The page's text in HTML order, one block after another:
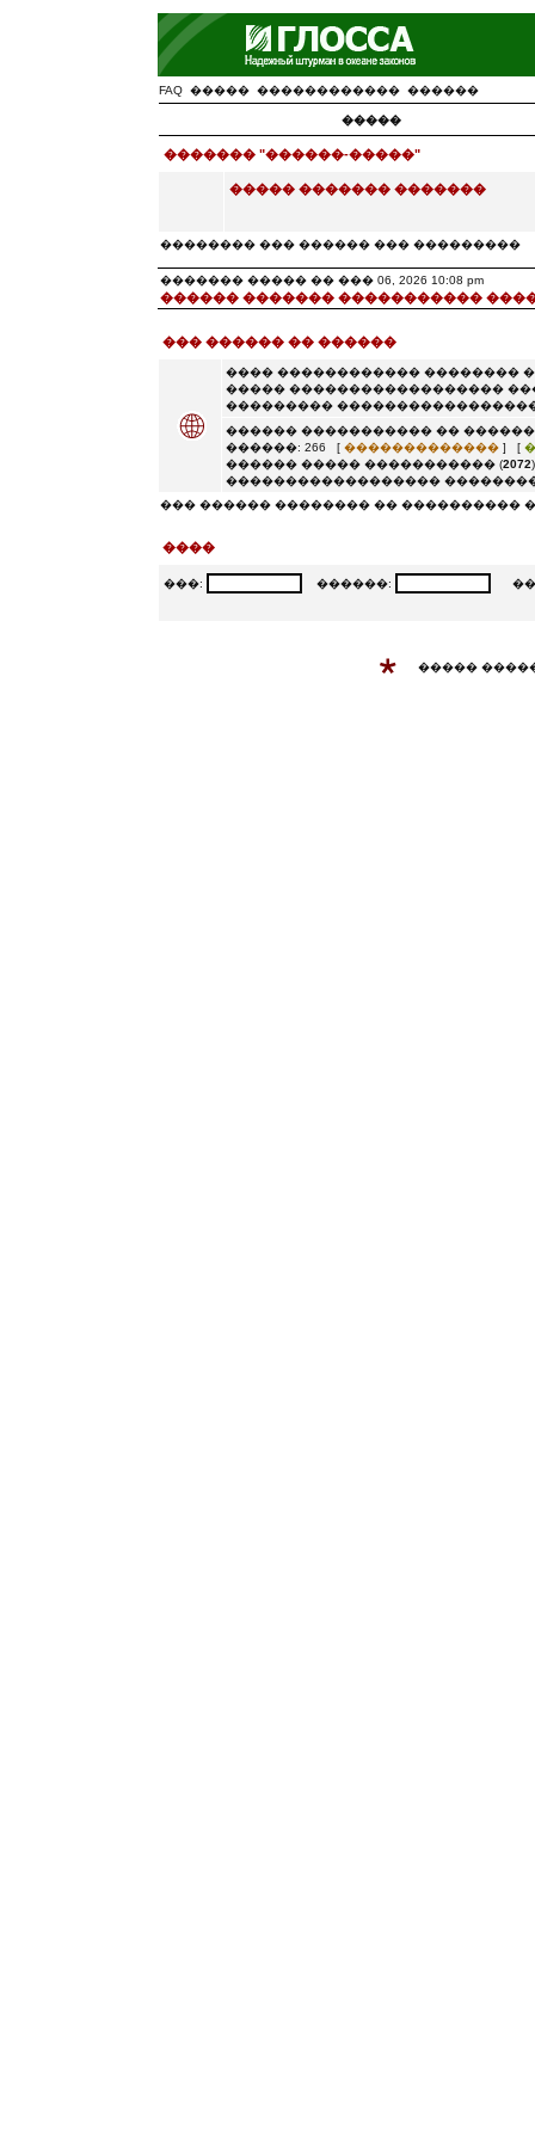
FAQ ����� ������������ ������
�����
������� "������-�����"
����� ������� �������
�������� ��� ������ ��� ���������
������� ����� �� ��� 06, 2026 10:08 pm
������ ������� �����������
��� ������ �� ������
���� ������������ ��������
����� ������������������
���������
������ ����������� ��
������: 266 [ �������������] [
������ ����� ����������� (2072
������������������
��� ������ �������� �� ����������
����
���: ������:
�����